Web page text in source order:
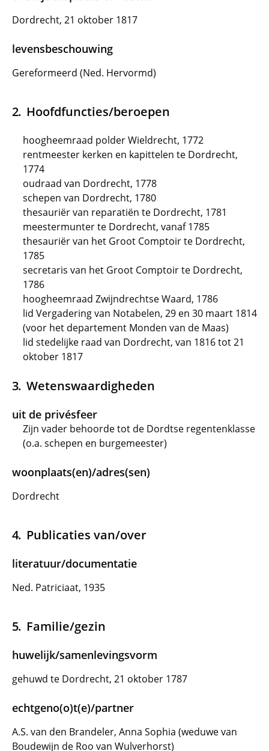
Dordrecht, 21 oktober 1817
levensbeschouwing
Gereformeerd (Ned. Hervormd)
Hoofdfuncties/beroepen
hoogheemraad polder Wieldrecht, 1772
rentmeester kerken en kapittelen te Dordrecht,
1774
oudraad van Dordrecht, 1778
schepen van Dordrecht, 1780
thesauriër van reparatiën te Dordrecht, 1781
meestermunter te Dordrecht, vanaf 1785
thesauriër van het Groot Comptoir te Dordrecht,
1785
secretaris van het Groot Comptoir te Dordrecht,
1786
hoogheemraad Zwijndrechtse Waard, 1786
lid Vergadering van Notabelen, 29 en 30 maart 1814
(voor het departement Monden van de Maas)
lid stedelijke raad van Dordrecht, van 1816 tot 21
oktober 1817
Wetenswaardigheden
uit de privésfeer
Zijn vader behoorde tot de Dordtse regentenklasse
(o.a. schepen en burgemeester)
woonplaats(en)/adres(sen)
Dordrecht
Publicaties van/over
literatuur/documentatie
Ned. Patriciaat, 1935
Familie/gezin
huwelijk/samenlevingsvorm
gehuwd te Dordrecht, 21 oktober 1787
echtgeno(o)t(e)/partner
A.S. van den Brandeler, Anna Sophia (weduwe van
Boudewijn de Roo van Wulverhorst)